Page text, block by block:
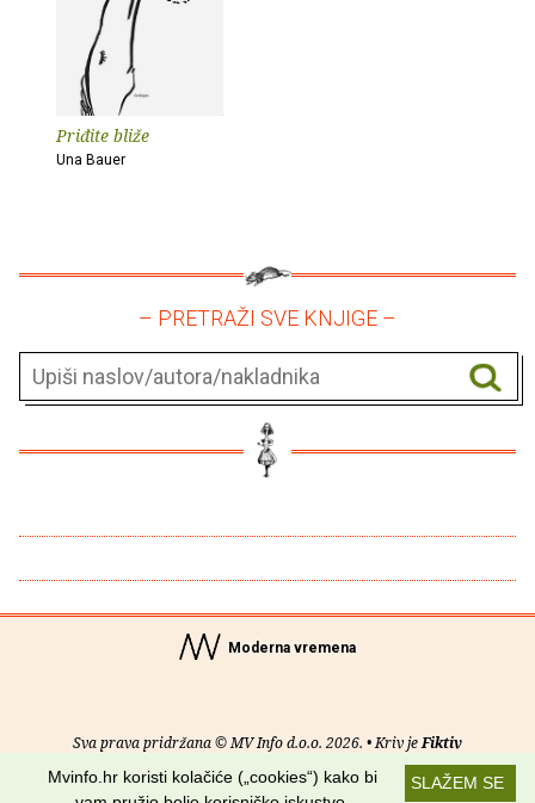
Priđite bliže
Una Bauer
– PRETRAŽI SVE KNJIGE –
Moderna vremena
Sva prava pridržana © MV Info d.o.o. 2026. • Kriv jeFiktiv
Uvjeti korištenja RSS kanaliSLAŽEM SE
Mvinfo.hr koristi kolačiće („cookies“) kako bi